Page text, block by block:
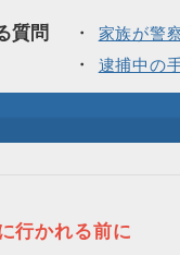
質問
家族が警
逮捕中の
行かれる前に